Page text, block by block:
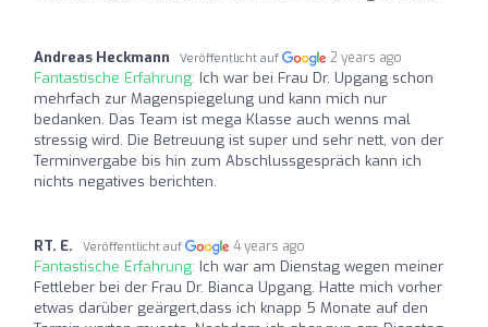
Andreas Heckmann Veröffentlicht auf 2 years ago
Fantastische Erfahrung: Ich war bei Frau Dr. Upgang schon
mehrfach zur Magenspiegelung und kann mich nur
bedanken. Das Team ist mega Klasse auch wenns mal
stressig wird. Die Betreuung ist super und sehr nett, von der
Terminvergabe bis hin zum Abschlussgespräch kann ich
nichts negatives berichten.
RT. E. Veröffentlicht auf 4 years ago
Fantastische Erfahrung: Ich war am Dienstag wegen meiner
Fettleber bei der Frau Dr. Bianca Upgang. Hatte mich vorher
etwas darüber geärgert,dass ich knapp 5 Monate auf den